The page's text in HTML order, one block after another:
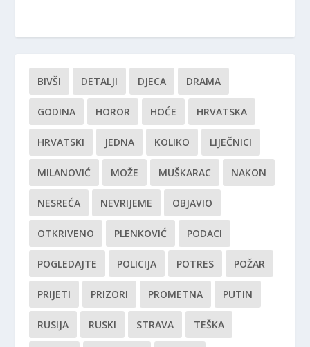
BIVŠI DETALJI DJECA DRAMA
GODINA HOROR HOĆE HRVATSKA
HRVATSKI JEDNA KOLIKO LIJEČNICI
MILANOVIĆ MOŽE MUŠKARAC NAKON
NESREĆA NEVRIJEME OBJAVIO
OTKRIVENO PLENKOVIĆ PODACI
POGLEDAJTE POLICIJA POTRES POŽAR
PRIJETI PRIZORI PROMETNA PUTIN
RUSIJA RUSKI STRAVA TEŠKA